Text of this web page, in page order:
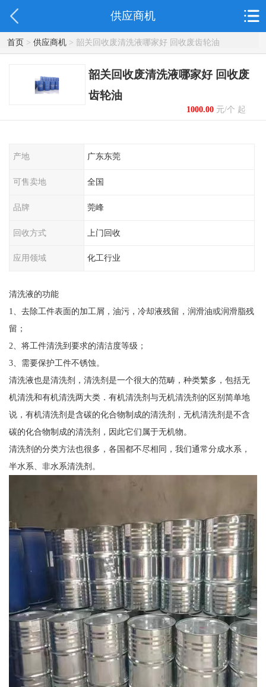
供应商机
首页> 供应商机> 韶关回收废清洗液哪家好 回收废齿轮油
韶关回收废清洗液哪家好 回收废
齿轮油
1000.00元/个 起
产地 广东东莞
可售卖地 全国
品牌 莞峰
回收方式 上门回收
应用领域 化工行业
清洗液的功能
1、去除工件表面的加工屑，油污，冷却液残留，润滑油或润滑脂残
留；
2、将工件清洗到要求的清洁度等级；
3、需要保护工件不锈蚀。
清洗液也是清洗剂，清洗剂是一个很大的范畴，种类繁多，包括无
机清洗和有机清洗两大类．有机清洗剂与无机清洗剂的区别简单地
说，有机清洗剂是含碳的化合物制成的清洗剂，无机清洗剂是不含
碳的化合物制成的清洗剂，因此它们属于无机物。
清洗剂的分类方法也很多，各国都不尽相同，我们通常分成水系，
半水系、非水系清洗剂。